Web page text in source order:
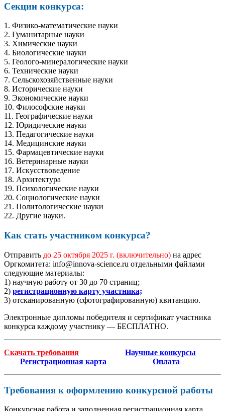
Секции конкурса:
1. Физико-математические науки
2. Гуманитарные науки
3. Химические науки
4. Биологические науки
5. Геолого-минералогические науки
6. Технические науки
7. Сельскохозяйственные науки
8. Исторические науки
9. Экономические науки
10. Философские науки
11. Географические науки
12. Юридические науки
13. Педагогические науки
14. Медицинские науки
15. Фармацевтические науки
16. Ветеринарные науки
17. Искусствоведение
18. Архитектура
19. Психологические науки
20. Социологические науки
21. Политологические науки
22. Другие науки.
Как стать участником конкурса?
Отправить до 25 октября 2025 г. (включительно) на адрес
Оргкомитета: info@innova-science.ru отдельными файлами
следующие материалы:
1) научную работу от 30 до 70 страниц;
2) регистрационную карту участника;
3) отсканированную (сфотографированную) квитанцию.
Электронные дипломы победителя и сертификат участника
конкурса каждому участнику — БЕСПЛАТНО.
Скачать требования
Научные конкурсы
Регистрационная карта
Оплата
Требования к оформлению конкурсной работы